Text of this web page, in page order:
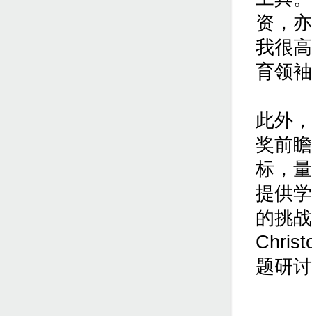
资，
我很
育领
此外
奖前
标，
提供
的挑
题研